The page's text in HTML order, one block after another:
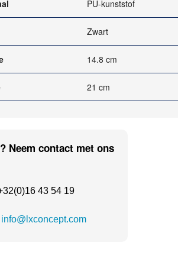
PU-kunststof
Zwart
14.8 cm
21 cm
Neem contact met ons
43 54 19
info@lxconcept.com